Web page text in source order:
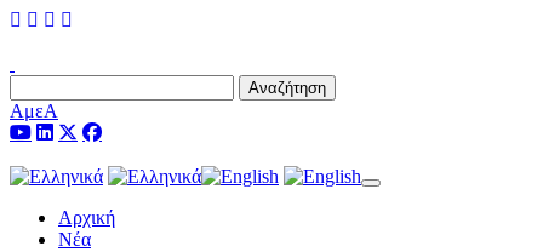
Αναζήτηση
ΑμεΑ
Toggle navigation
Αρχική
Νέα